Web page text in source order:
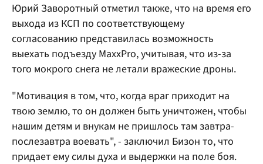
Юрий Заворотный отметил также, что на время его
выхода из КСП по соответствующему
согласованию представилась возможность
выехать подъезду MaxxPro, учитывая, что из-за
того мокрого снега не летали вражеские дроны.
"Мотивация в том, что, когда враг приходит на
твою землю, то он должен быть уничтожен, чтобы
нашим детям и внукам не пришлось там завтра-
послезавтра воевать", - заключил Бизон то, что
придает ему силы духа и выдержки на поле боя.